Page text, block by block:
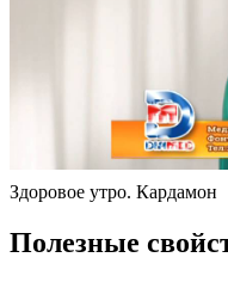
Здоровое утро. Кардамон
Полезные